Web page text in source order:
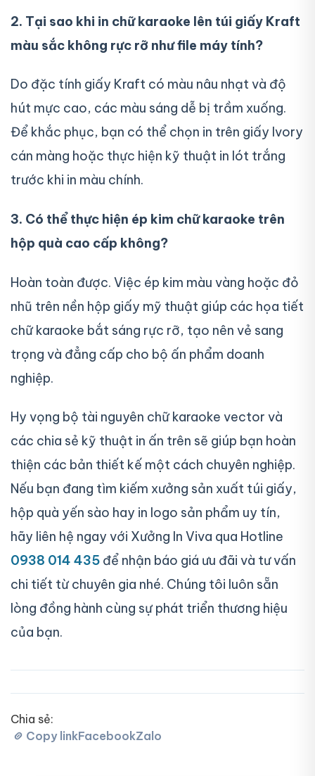
2. Tại sao khi in chữ karaoke lên túi giấy Kraft
màu sắc không rực rỡ như file máy tính?
Do đặc tính giấy Kraft có màu nâu nhạt và độ
hút mực cao, các màu sáng dễ bị trầm xuống.
Để khắc phục, bạn có thể chọn in trên giấy Ivory
cán màng hoặc thực hiện kỹ thuật in lót trắng
trước khi in màu chính.
3. Có thể thực hiện ép kim chữ karaoke trên
hộp quà cao cấp không?
Hoàn toàn được. Việc ép kim màu vàng hoặc đỏ
nhũ trên nền hộp giấy mỹ thuật giúp các họa tiết
chữ karaoke bắt sáng rực rỡ, tạo nên vẻ sang
trọng và đẳng cấp cho bộ ấn phẩm doanh
nghiệp.
Hy vọng bộ tài nguyên chữ karaoke vector và
các chia sẻ kỹ thuật in ấn trên sẽ giúp bạn hoàn
thiện các bản thiết kế một cách chuyên nghiệp.
Nếu bạn đang tìm kiếm xưởng sản xuất túi giấy,
hộp quà yến sào hay in logo sản phẩm uy tín,
hãy liên hệ ngay với Xưởng In Viva qua Hotline
0938 014 435 để nhận báo giá ưu đãi và tư vấn
chi tiết từ chuyên gia nhé. Chúng tôi luôn sẵn
lòng đồng hành cùng sự phát triển thương hiệu
của bạn.
Chia sẻ:
Copy linkFacebookZalo